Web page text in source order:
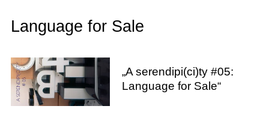
Language for Sale
„A serendipi(ci)ty #05:
Language for Sale“